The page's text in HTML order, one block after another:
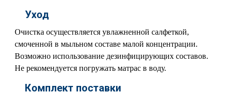
Уход
Очистка осуществляется увлажненной салфеткой,
смоченной в мыльном составе малой концентрации.
Возможно использование дезинфицирующих составов.
Не рекомендуется погружать матрас в воду.
Комплект поставки